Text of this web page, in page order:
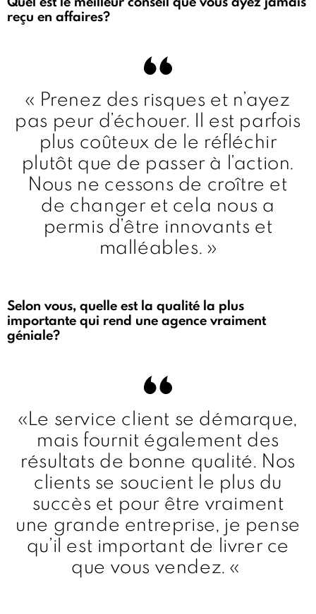
reçu en affaires?
« Prenez des risques et n’ayez
pas peur d’échouer. Il est parfois
plus coûteux de le réfléchir
plutôt que de passer à l’action.
Nous ne cessons de croître et
de changer et cela nous a
permis d’être innovants et
malléables. »
Selon vous, quelle est la qualité la plus
importante qui rend une agence vraiment
géniale?
«Le service client se démarque,
mais fournit également des
résultats de bonne qualité. Nos
clients se soucient le plus du
succès et pour être vraiment
une grande entreprise, je pense
qu’il est important de livrer ce
que vous vendez. «